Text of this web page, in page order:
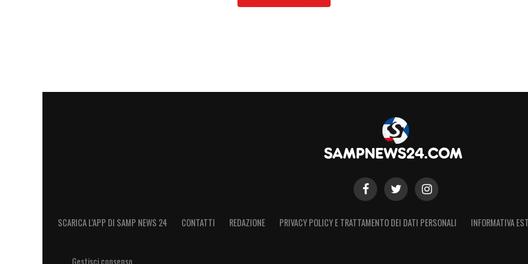
Bisogna tornare a riprodurre il calcio di strada, quello vero: fare le cose sui
Bisogna andare in campo con la volontà di fare la partita, ma restando corti e attenti,
perché dietro la Samp deve ancora crescere molto. Non tanto dal punto di vista tecnico,
dopo una partita buona, perché gli errori possono capitare, ma la testa non deve mai
SCARICA L’APP DI SAMP NEWS 24 CONTATTI REDAZIONE PRIVACY POLICY E TRATTAMENTO DEI DATI PERSONALI INFORMATIVA
Gestisci consenso